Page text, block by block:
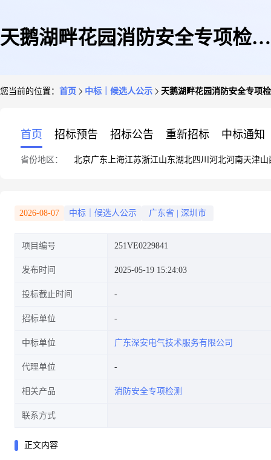
天鹅湖畔花园消防安全专项检测
您当前的位置： 首页 中标｜候选人公示 天鹅湖畔花园消防安全专项
首页 招标预告 招标公告 重新招标 中标通知
省份地区： 北京广东 上海江苏浙江山东湖北四川 河北河南天津山
2026-08-07 中标｜候选人公示 广东省 深圳市
项目编号 251VE0229841
发布时间 2025-05-19 15:24:03
投标截止时间
招标单位
中标单位 广东深安电气技术服务有限公司
代理单位
相关产品 消防安全专项检测
联系方式
正文内容